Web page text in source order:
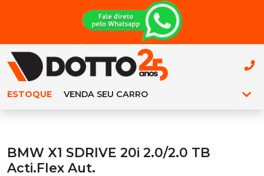
ESTOQUE VENDA SEU CARRO
BMW X1 SDRIVE 20i 2.0/2.0 TB
Acti.Flex Aut.